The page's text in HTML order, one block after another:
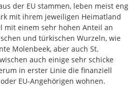
der EU stammen, leben meist eng
mit ihrem jeweiligen Heimatland
mit einem sehr hohen Anteil an
und türkischen Wurzeln, wie
Molenbeek, aber auch St.
auch einige sehr schicke
in erster Linie die finanziell
EU-Angehörigen wohnen.